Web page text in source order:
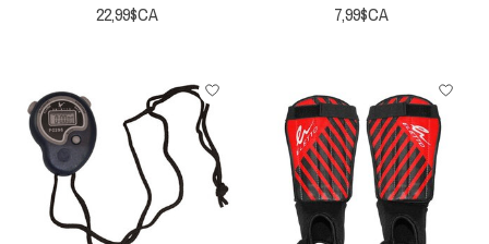
22,99$CA 7,99$CA